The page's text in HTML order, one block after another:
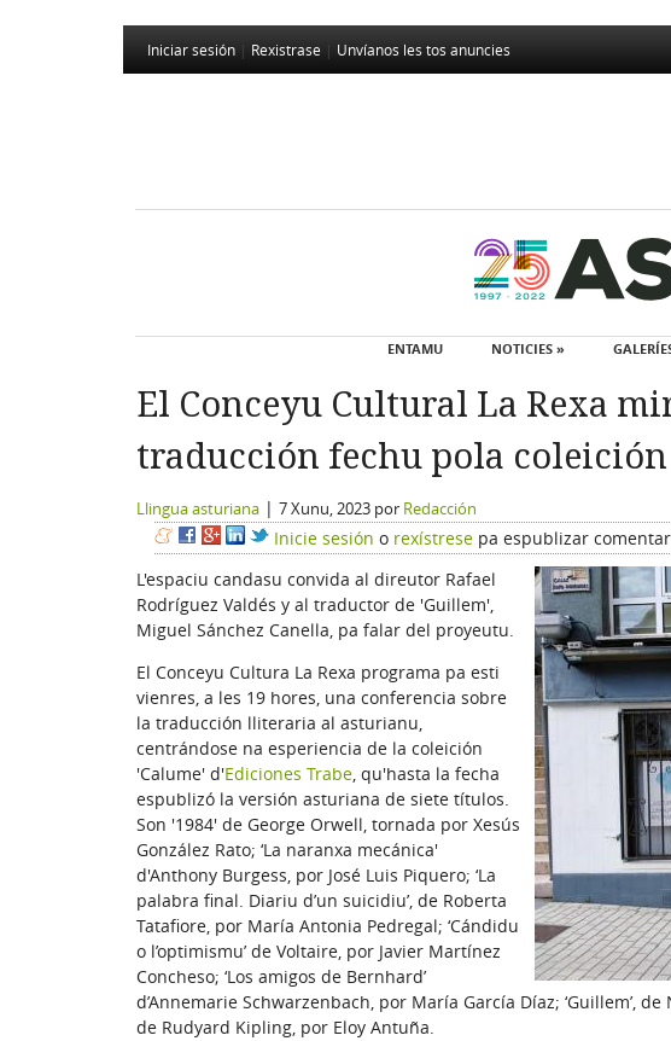
Iniciar sesión Rexistrase Unvíanos les tos anuncies
ENTAMU NOTICIES »
El Conceyu Cultural La Rexa
traducción fechu pola coleición
Llingua asturiana | 7 Xunu, 2023 por Redacción
Inicie sesión o rexístrese pa espublizar
L'espaciu candasu convida al direutor Rafael
Rodríguez Valdés y al traductor de 'Guillem',
Miguel Sánchez Canella, pa falar del proyeutu.
El Conceyu Cultura La Rexa programa pa esti
vienres, a les 19 hores, una conferencia sobre
la traducción lliteraria al asturianu,
centrándose na esperiencia de la coleición
'Calume' d'Ediciones Trabe, qu'hasta la fecha
espublizó la versión asturiana de siete títulos.
Son '1984' de George Orwell, tornada por Xesús
González Rato; ‘La naranxa mecánica'
d'Anthony Burgess, por José Luis Piquero; ‘La
palabra final. Diariu d’un suicidiu’, de Roberta
Tatafiore, por María Antonia Pedregal; ‘Cándidu
o l’optimismu’ de Voltaire, por Javier Martínez
Concheso; ‘Los amigos de Bernhard’
d’Annemarie Schwarzenbach, por María García Díaz; ‘Guillem’,
de Rudyard Kipling, por Eloy Antuña.